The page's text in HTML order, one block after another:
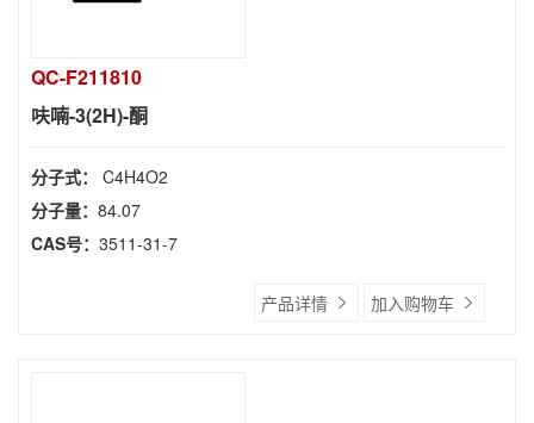
QC-F211810
呋喃-3(2H)-酮
分子式： C4H4O2
分子量： 84.07
CAS号： 3511-31-7
产品详情 加入购物车